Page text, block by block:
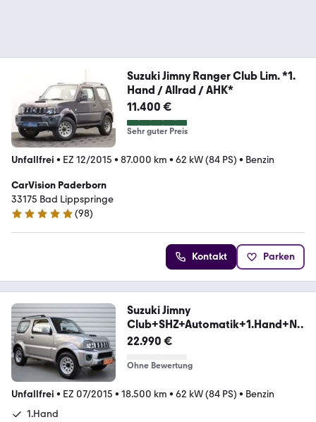
Suzuki Jimny Ranger Club Lim. *1.
Hand / Allrad / AHK*
11.400 €
Sehr guter Preis
Unfallfrei • EZ 12/2015 • 87.000 km • 62 kW (84 PS) • Benzin
CarVision Paderborn
33175 Bad Lippspringe
4.8 Sterne
(98)
Kontakt Parken
Suzuki Jimny
Club+SHZ+Automatik+1.Hand+Nu
r 18.500KM
22.990 €
Ohne Bewertung
Unfallfrei • EZ 07/2015 • 18.500 km • 62 kW (84 PS) • Benzin
1.Hand